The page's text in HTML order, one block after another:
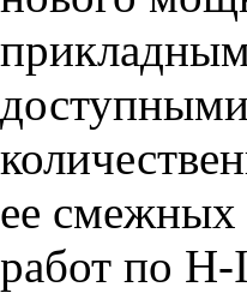
ее смежных
работ по Н-